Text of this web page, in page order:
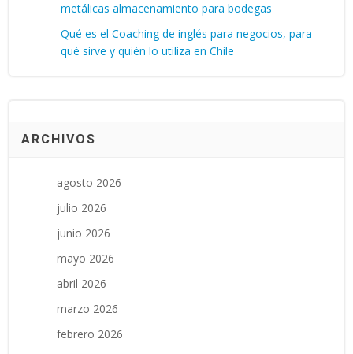
metálicas almacenamiento para bodegas
Qué es el Coaching de inglés para negocios, para
qué sirve y quién lo utiliza en Chile
ARCHIVOS
agosto 2026
julio 2026
junio 2026
mayo 2026
abril 2026
marzo 2026
febrero 2026